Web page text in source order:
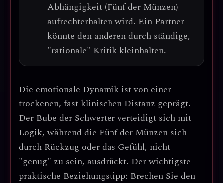
Abhängigkeit (Fünf der Münzen)
aufrechterhalten wird. Ein Partner
könnte den anderen durch ständige,
"rationale" Kritik kleinhalten.
Die emotionale Dynamik ist von einer
trockenen, fast klinischen Distanz geprägt.
Der Bube der Schwerter verteidigt sich mit
Logik, während die Fünf der Münzen sich
durch Rückzug oder das Gefühl, nicht
"genug" zu sein, ausdrückt. Der wichtigste
praktische Beziehungstipp: Brechen Sie den